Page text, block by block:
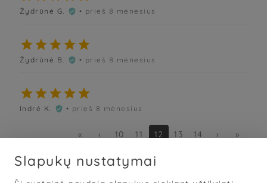
Žydrūnė G.  • prieš 8 mėnesius

Žydrūnė B.  • prieš 8 mėnesius

Indrė K.  • prieš 8 mėnesius
« ‹ 10 11 12 13 14 › »
Slapukų nustatymai